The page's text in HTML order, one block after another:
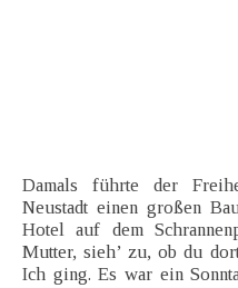
Damals führte der
Neustadt einen großen
Hotel auf dem
Mutter, sieh’ zu, ob du
Ich ging. Es war ein